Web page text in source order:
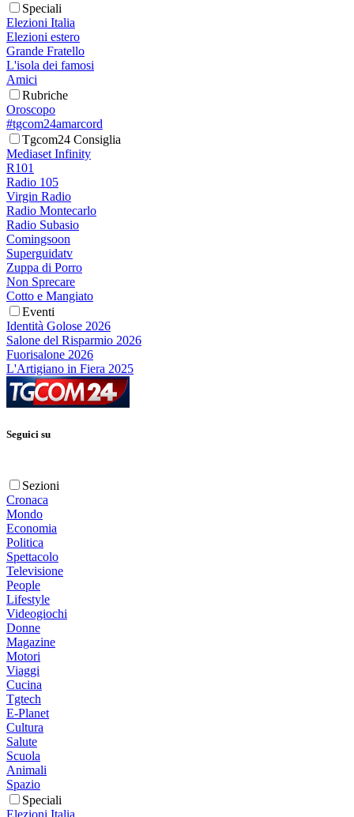
Speciali
Elezioni Italia
Elezioni estero
Grande Fratello
L'isola dei famosi
Amici
Rubriche
Oroscopo
#tgcom24amarcord
Tgcom24 Consiglia
Mediaset Infinity
R101
Radio 105
Virgin Radio
Radio Montecarlo
Radio Subasio
Comingsoon
Superguidatv
Zuppa di Porro
Non Sprecare
Cotto e Mangiato
Eventi
Identità Golose 2026
Salone del Risparmio 2026
Fuorisalone 2026
L'Artigiano in Fiera 2025
Seguici su
Sezioni
Cronaca
Mondo
Economia
Politica
Spettacolo
Televisione
People
Lifestyle
Videogiochi
Donne
Magazine
Motori
Viaggi
Cucina
Tgtech
E-Planet
Cultura
Salute
Scuola
Animali
Spazio
Speciali
Elezioni Italia